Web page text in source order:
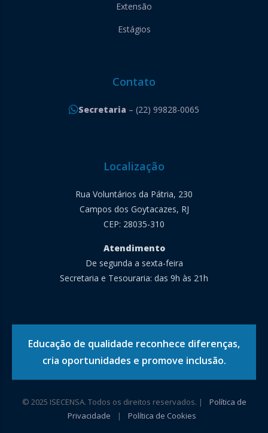
Extensão
Estágios
Contato
Secretaria – (22) 99828-0065
Localização
Rua Voluntários da Pátria, 230
Campos dos Goytacazes, RJ
CEP: 28035-310
Atendimento
De segunda a sexta-feira
Secretaria e Tesouraria: das 9h às 21h
Educação de qualidade reconhece diferenças,
cria oportunidades e promove inclusão.
© 2025 ISECENSA. Todos os direitos reservados. |
Política de
Privacidade
| Política de Cookies